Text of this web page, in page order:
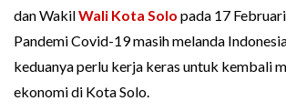
dan WakilWali Kota Solo pada 17
Pandemi Covid-19 masih melanda
keduanya perlu kerja keras untuk kembali
ekonomi di Kota Solo.